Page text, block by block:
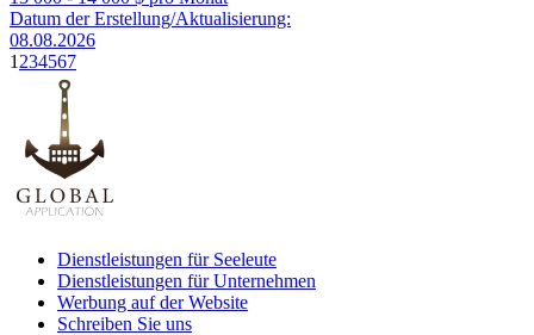
Datum der Erstellung/Aktualisierung:
08.08.2026
1 234567
Dienstleistungen für Seeleute
Dienstleistungen für Unternehmen
Werbung auf der Website
Schreiben Sie uns